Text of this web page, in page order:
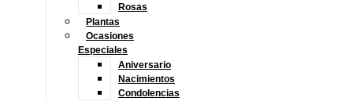
Rosas
Plantas
Ocasiones
Especiales
Aniversario
Nacimientos
Condolencias